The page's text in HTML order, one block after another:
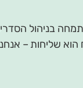
בניהול הסדרים
הוא שליחות –